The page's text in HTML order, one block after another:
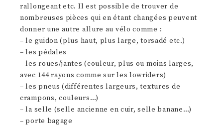
rallongeant etc. Il est possible de trouver de
nombreuses pièces qui en étant changées peuvent
donner une autre allure au vélo comme :
– le guidon (plus haut, plus large, torsadé etc.)
– les pédales
– les roues/jantes (couleur, plus ou moins larges,
avec 144 rayons comme sur les lowriders)
– les pneus (différentes largeurs, textures de
crampons, couleurs…)
– la selle (selle ancienne en cuir, selle banane…)
– porte bagage